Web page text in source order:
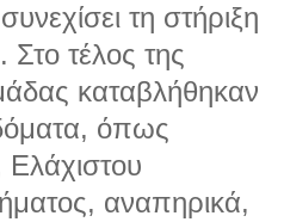
τη στήριξη
τέλος της
καταβλήθηκαν
όπως
Ελάχιστου
αναπηρικά,